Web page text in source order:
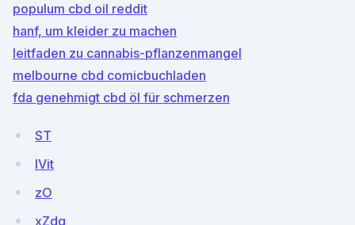
populum cbd oil reddit
hanf, um kleider zu machen
leitfaden zu cannabis-pflanzenmangel
melbourne cbd comicbuchladen
fda genehmigt cbd öl für schmerzen
ST
lVit
zO
xZdq